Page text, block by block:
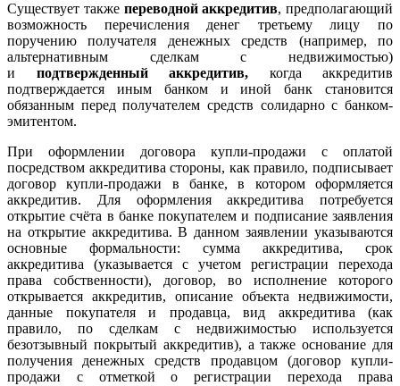
Существует также переводной аккредитив, предполагающий
возможность перечисления денег третьему лицу по
поручению получателя денежных средств (например, по
альтернативным сделкам с недвижимостью)
и подтвержденный аккредитив, когда аккредитив
подтверждается иным банком и иной банк становится
обязанным перед получателем средств солидарно с банком-
эмитентом.
При оформлении договора купли-продажи с оплатой
посредством аккредитива стороны, как правило, подписывает
договор купли-продажи в банке, в котором оформляется
аккредитив. Для оформления аккредитива потребуется
открытие счёта в банке покупателем и подписание заявления
на открытие аккредитива. В данном заявлении указываются
основные формальности: сумма аккредитива, срок
аккредитива (указывается с учетом регистрации перехода
права собственности), договор, во исполнение которого
открывается аккредитив, описание объекта недвижимости,
данные покупателя и продавца, вид аккредитива (как
правило, по сделкам с недвижимостью используется
безотзывный покрытый аккредитив), а также основание для
получения денежных средств продавцом (договор купли-
продажи с отметкой о регистрации перехода права